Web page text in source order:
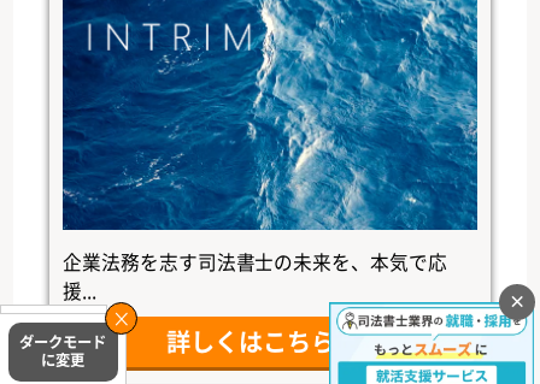
企業法務を志す司法書士の未来を、本気で応
援...
詳しくはこちら
×
掲載事務所
ログイン